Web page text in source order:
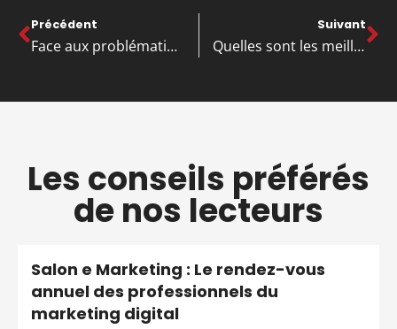
Précédent
Face aux problématiques environnementales, comment aller vers l’emballages réutilisable ?
Suivant
Quelles sont les meilleures certifications en gestion de projet ?
Les conseils préférés
de nos lecteurs
Salon e Marketing : Le rendez-vous
annuel des professionnels du
marketing digital